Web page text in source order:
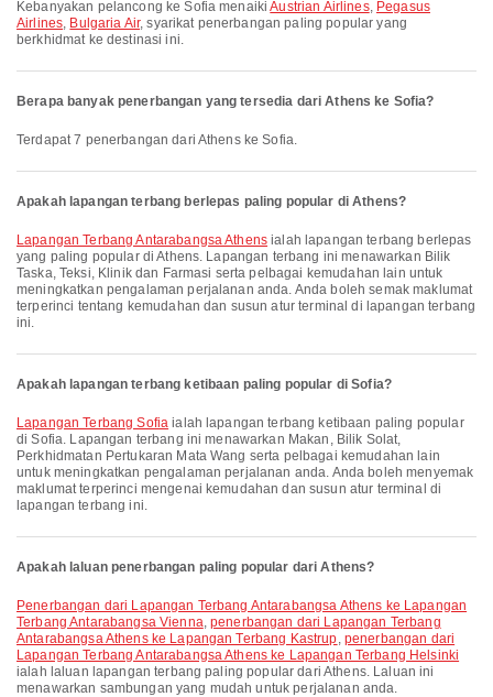
Kebanyakan pelancong ke Sofia menaikiAustrian Airlines, Pegasus
Airlines, Bulgaria Air, syarikat penerbangan paling popular yang
berkhidmat ke destinasi ini.
Berapa banyak penerbangan yang tersedia dari Athens ke Sofia?
Terdapat 7 penerbangan dari Athens ke Sofia.
Apakah lapangan terbang berlepas paling popular di Athens?
Lapangan Terbang Antarabangsa Athens ialah lapangan terbang berlepas
yang paling popular di Athens. Lapangan terbang ini menawarkan Bilik
Taska, Teksi, Klinik dan Farmasi serta pelbagai kemudahan lain untuk
meningkatkan pengalaman perjalanan anda. Anda boleh semak maklumat
terperinci tentang kemudahan dan susun atur terminal di lapangan terbang
ini.
Apakah lapangan terbang ketibaan paling popular di Sofia?
Lapangan Terbang Sofia ialah lapangan terbang ketibaan paling popular
di Sofia. Lapangan terbang ini menawarkan Makan, Bilik Solat,
Perkhidmatan Pertukaran Mata Wang serta pelbagai kemudahan lain
untuk meningkatkan pengalaman perjalanan anda. Anda boleh menyemak
maklumat terperinci mengenai kemudahan dan susun atur terminal di
lapangan terbang ini.
Apakah laluan penerbangan paling popular dari Athens?
penerbangan dari Lapangan Terbang Antarabangsa Athens ke Lapangan
Terbang Antarabangsa Vienna,penerbangan dari Lapangan Terbang
Antarabangsa Athens ke Lapangan Terbang Kastrup, penerbangan dari
Lapangan Terbang Antarabangsa Athens ke Lapangan Terbang Helsinki
ialah laluan lapangan terbang paling popular dari Athens. Laluan ini
menawarkan sambungan yang mudah untuk perjalanan anda.